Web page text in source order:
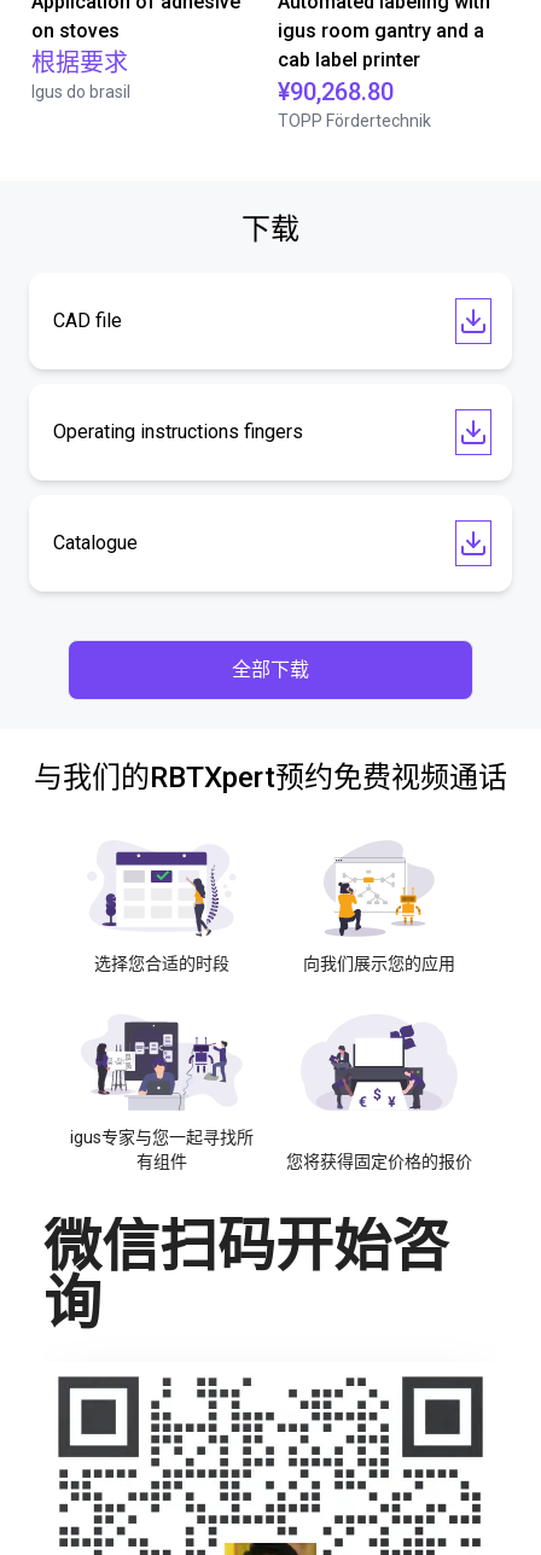
on stoves
根据要求
Igus do brasil
igus room gantry and a
cab label printer
¥90,268.80
TOPP Fördertechnik
下载
CAD file
Operating instructions fingers
Catalogue
全部下载
与我们的RBTXpert预约免费视频通话
选择您合适的时段 向我们展示您的应用
igus专家与您一起寻找所
有组件
您将获得固定价格的报价
微信扫码开始咨
询